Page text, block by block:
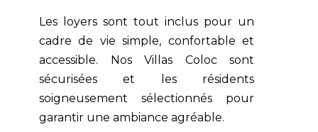
Les loyers sont tout inclus pour un
cadre de vie simple, confortable et
accessible. Nos Villas Coloc sont
sécurisées et les résidents
soigneusement sélectionnés pour
garantir une ambiance agréable.